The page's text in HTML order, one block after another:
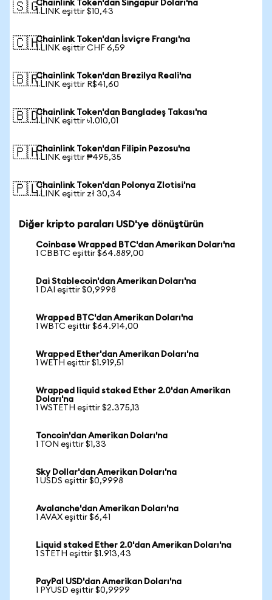
🇸🇬Chainlink Token'dan Singapur Doları'na
1 LINK eşittir $10,43
🇨🇭Chainlink Token'dan İsviçre Frangı'na
1 LINK eşittir CHF 6,59
🇧🇷Chainlink Token'dan Brezilya Reali'na
1 LINK eşittir R$41,60
🇧🇩Chainlink Token'dan Bangladeş Takası'na
1 LINK eşittir ৳1.010,01
🇵🇭Chainlink Token'dan Filipin Pezosu'na
1 LINK eşittir ₱495,35
🇵🇱Chainlink Token'dan Polonya Zlotisi'na
1 LINK eşittir zł 30,34
Diğer kripto paraları USD'ye dönüştürün
Coinbase Wrapped BTC'dan Amerikan Doları'na
1 CBBTC eşittir $64.889,00
Dai Stablecoin'dan Amerikan Doları'na
1 DAI eşittir $0,9998
Wrapped BTC'dan Amerikan Doları'na
1 WBTC eşittir $64.914,00
Wrapped Ether'dan Amerikan Doları'na
1 WETH eşittir $1.919,51
Wrapped liquid staked Ether 2.0'dan Amerikan
Doları'na
1 WSTETH eşittir $2.375,13
Toncoin'dan Amerikan Doları'na
1 TON eşittir $1,33
Sky Dollar'dan Amerikan Doları'na
1 USDS eşittir $0,9998
Avalanche'dan Amerikan Doları'na
1 AVAX eşittir $6,41
Liquid staked Ether 2.0'dan Amerikan Doları'na
1 STETH eşittir $1.913,43
PayPal USD'dan Amerikan Doları'na
1 PYUSD eşittir $0,9999